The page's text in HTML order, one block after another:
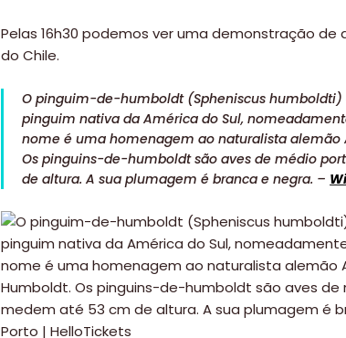
Pelas 16h30 podemos ver uma demonstração de
do Chile.
O pinguim-de-humboldt (Spheniscus humboldti)
pinguim nativa da América do Sul,
nome é uma homenagem ao naturalista alemão
Os pinguins-de-humboldt são aves de médio
de altura. A sua plumagem é branca e negra. –